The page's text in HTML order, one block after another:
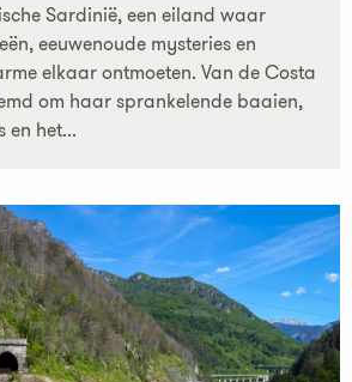
Sardinië, een eiland waar
eeuwenoude mysteries en
elkaar ontmoeten. Van de Costa
om haar sprankelende baaien,
en het...